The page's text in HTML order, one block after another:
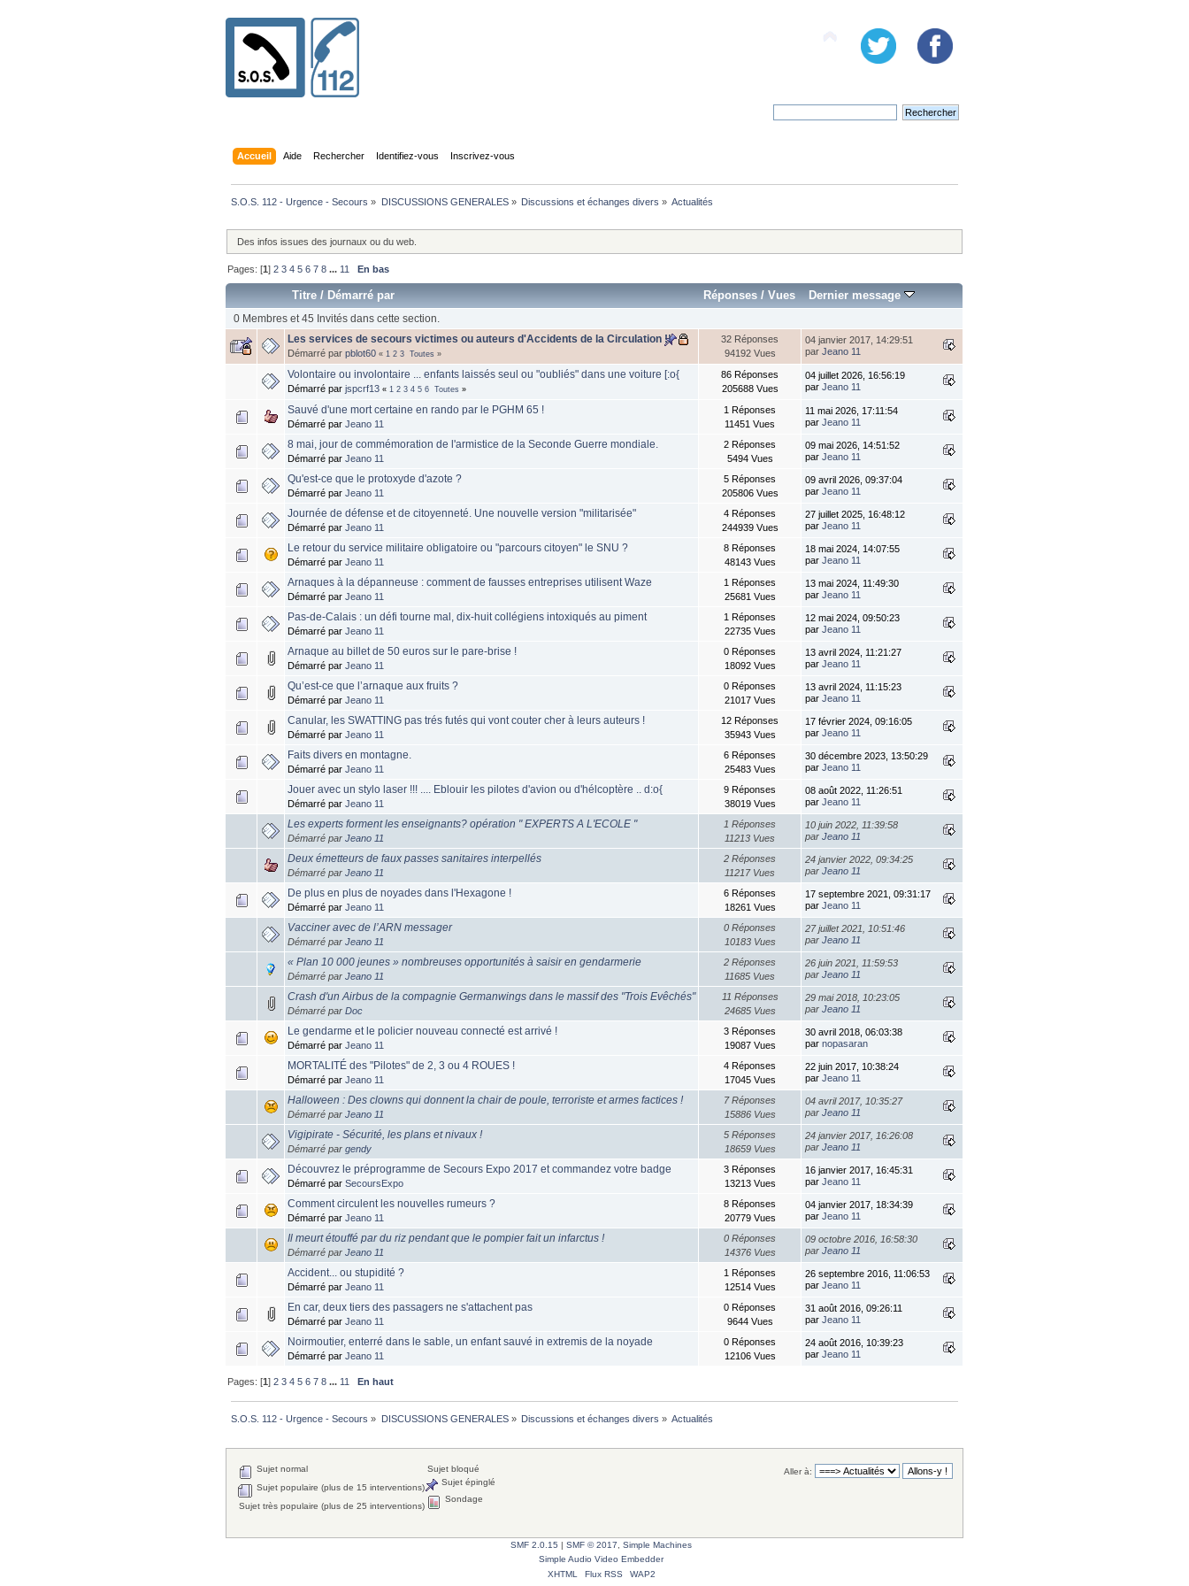
Accueil Aide Rechercher Identifiez-vous Inscrivez-vous
S.O.S. 112 - Urgence - Secours » DISCUSSIONS GENERALES» Discussions et échanges divers » Actualités
Des infos issues des journaux ou du web.
Pages: [1]2 3 4 5 6 7 8 ... 11 En bas
Titre / Démarré par Réponses /Vues Dernier message
0 Membres et 45 Invités dans cette section.
Les services de secours victimes ou auteurs d'Accidents de la Circulation !!
Démarré parpblot60 «1 2 3 Toutes »
32 Réponses
94192 Vues
04 janvier 2017, 14:29:51
parJeano 11
Volontaire ou involontaire ... enfants laissés seul ou "oubliés" dans une voiture [:o{
Démarré parjspcrf13 «1 2 3 4 5 6 Toutes »
86 Réponses
205688 Vues
04 juillet 2026, 16:56:19
parJeano 11
Sauvé d'une mort certaine en rando par le PGHM 65 !
Démarré parJeano 11
1 Réponses
11451 Vues
11 mai 2026, 17:11:54
parJeano 11
8 mai, jour de commémoration de l'armistice de la Seconde Guerre mondiale.
Démarré parJeano 11
2 Réponses
5494 Vues
09 mai 2026, 14:51:52
parJeano 11
Qu'est-ce que le protoxyde d'azote ?
Démarré parJeano 11
5 Réponses
205806 Vues
09 avril 2026, 09:37:04
parJeano 11
Journée de défense et de citoyenneté. Une nouvelle version "militarisée"
Démarré parJeano 11
4 Réponses
244939 Vues
27 juillet 2025, 16:48:12
parJeano 11
Le retour du service militaire obligatoire ou "parcours citoyen" le SNU ?
Démarré parJeano 11
8 Réponses
48143 Vues
18 mai 2024, 14:07:55
parJeano 11
Arnaques à la dépanneuse : comment de fausses entreprises utilisent Waze
Démarré parJeano 11
1 Réponses
25681 Vues
13 mai 2024, 11:49:30
parJeano 11
Pas-de-Calais : un défi tourne mal, dix-huit collégiens intoxiqués au piment
Démarré parJeano 11
1 Réponses
22735 Vues
12 mai 2024, 09:50:23
parJeano 11
Arnaque au billet de 50 euros sur le pare-brise !
Démarré parJeano 11
0 Réponses
18092 Vues
13 avril 2024, 11:21:27
parJeano 11
Qu’est-ce que l’arnaque aux fruits ?
Démarré parJeano 11
0 Réponses
21017 Vues
13 avril 2024, 11:15:23
parJeano 11
Canular, les SWATTING pas trés futés qui vont couter cher à leurs auteurs !
Démarré parJeano 11
12 Réponses
35943 Vues
17 février 2024, 09:16:05
parJeano 11
Faits divers en montagne.
Démarré parJeano 11
6 Réponses
25483 Vues
30 décembre 2023, 13:50:29
parJeano 11
Jouer avec un stylo laser !!! .... Eblouir les pilotes d'avion ou d'hélcoptère .. d:o{
Démarré parJeano 11
9 Réponses
38019 Vues
08 août 2022, 11:26:51
parJeano 11
Les experts forment les enseignants? opération " EXPERTS A L'ECOLE "
Démarré parJeano 11
1 Réponses
11213 Vues
10 juin 2022, 11:39:58
parJeano 11
Deux émetteurs de faux passes sanitaires interpellés
Démarré parJeano 11
2 Réponses
11217 Vues
24 janvier 2022, 09:34:25
parJeano 11
De plus en plus de noyades dans l'Hexagone !
Démarré parJeano 11
6 Réponses
18261 Vues
17 septembre 2021, 09:31:17
parJeano 11
Vacciner avec de l’ARN messager
Démarré parJeano 11
0 Réponses
10183 Vues
27 juillet 2021, 10:51:46
parJeano 11
« Plan 10 000 jeunes » nombreuses opportunités à saisir en gendarmerie
Démarré parJeano 11
2 Réponses
11685 Vues
26 juin 2021, 11:59:53
parJeano 11
Crash d'un Airbus de la compagnie Germanwings dans le massif des "Trois Evêchés"
Démarré parDoc
11 Réponses
24685 Vues
29 mai 2018, 10:23:05
parJeano 11
Le gendarme et le policier nouveau connecté est arrivé !
Démarré parJeano 11
3 Réponses
19087 Vues
30 avril 2018, 06:03:38
parnopasaran
MORTALITÉ des "Pilotes" de 2, 3 ou 4 ROUES !
Démarré parJeano 11
4 Réponses
17045 Vues
22 juin 2017, 10:38:24
parJeano 11
Halloween : Des clowns qui donnent la chair de poule, terroriste et armes factices !
Démarré parJeano 11
7 Réponses
15886 Vues
04 avril 2017, 10:35:27
parJeano 11
Vigipirate - Sécurité, les plans et nivaux !
Démarré pargendy
5 Réponses
18659 Vues
24 janvier 2017, 16:26:08
parJeano 11
Découvrez le préprogramme de Secours Expo 2017 et commandez votre badge
Démarré parSecoursExpo
3 Réponses
13213 Vues
16 janvier 2017, 16:45:31
parJeano 11
Comment circulent les nouvelles rumeurs ?
Démarré parJeano 11
8 Réponses
20779 Vues
04 janvier 2017, 18:34:39
parJeano 11
Il meurt étouffé par du riz pendant que le pompier fait un infarctus !
Démarré parJeano 11
0 Réponses
14376 Vues
09 octobre 2016, 16:58:30
parJeano 11
Accident... ou stupidité ?
Démarré parJeano 11
1 Réponses
12514 Vues
26 septembre 2016, 11:06:53
parJeano 11
En car, deux tiers des passagers ne s'attachent pas
Démarré parJeano 11
0 Réponses
9644 Vues
31 août 2016, 09:26:11
parJeano 11
Noirmoutier, enterré dans le sable, un enfant sauvé in extremis de la noyade
Démarré parJeano 11
0 Réponses
12106 Vues
24 août 2016, 10:39:23
parJeano 11
Pages: [1]2 3 4 5 6 7 8 ... 11 En haut
S.O.S. 112 - Urgence - Secours » DISCUSSIONS GENERALES» Discussions et échanges divers » Actualités
Aller à:
Sujet normal
Sujet populaire (plus de 15 interventions)
Sujet très populaire (plus de 25 interventions)
Sujet bloqué
Sujet épinglé
Sondage
SMF 2.0.15 | SMF © 2017
Simple Machines
Simple Audio Video Embedder
XHTML
Flux RSS WAP2